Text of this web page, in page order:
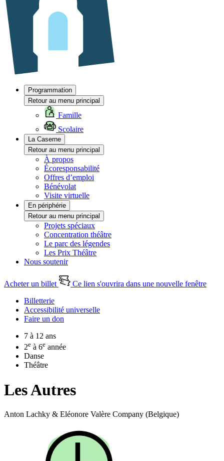
Programmation
Retour au menu principal
Famille
Scolaire
La Caserne
Retour au menu principal
À propos
Écoresponsabilité
Offres d’emploi
Bénévolat
Visite virtuelle
En périphérie
Retour au menu principal
Projets spéciaux
Concentration théâtre
Le parc des légendes
Les Prix Théâtre
Nous soutenir
Acheter un billet
Ce lien s'ouvrira dans une nouvelle fenêtre
Billetterie
Accessibilité universelle
Faire un don
7 à 12 ans
2e à 6e année
Danse
Théâtre
Les Autres
Anton Lachky & Eléonore Valère Company (Belgique)